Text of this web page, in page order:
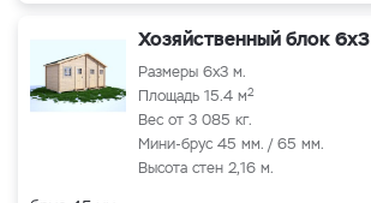
Хозяйственный блок 6x3
Размеры 6x3 м.
Площадь 15.4 м2
Вес от 3 085 кг.
Мини-брус 45 мм. / 65 мм.
Высота стен 2,16 м.